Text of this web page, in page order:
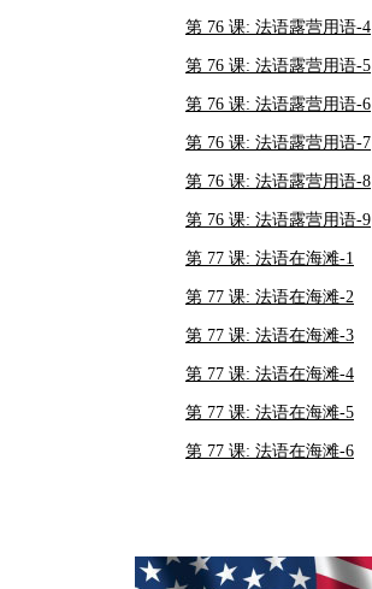
第 76 课: 法语露营用语-4
第 76 课: 法语露营用语-5
第 76 课: 法语露营用语-6
第 76 课: 法语露营用语-7
第 76 课: 法语露营用语-8
第 76 课: 法语露营用语-9
第 77 课: 法语在海滩-1
第 77 课: 法语在海滩-2
第 77 课: 法语在海滩-3
第 77 课: 法语在海滩-4
第 77 课: 法语在海滩-5
第 77 课: 法语在海滩-6